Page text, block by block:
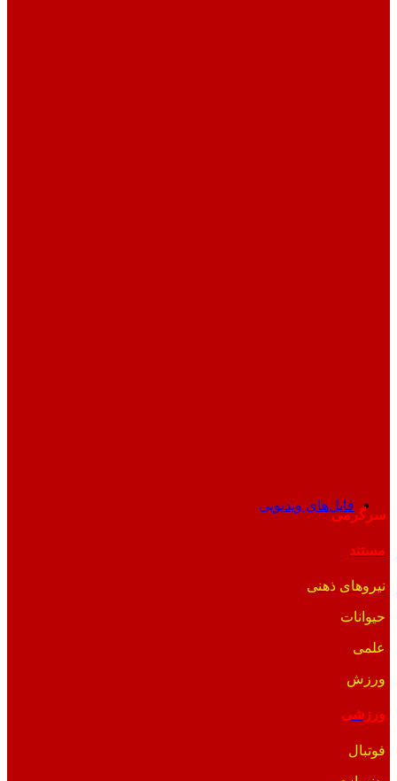
فایل‌های ویدیویی
سرگرمی
مستند
نیروهای ذهنی
حیوانات
علمی
ورزش
ورزشی
فوتبال